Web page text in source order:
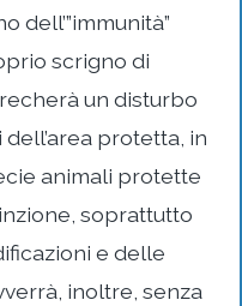
dell’”immunità”
scrigno di
un disturbo
protetta, in
animali protette
soprattutto
e delle
inoltre, senza